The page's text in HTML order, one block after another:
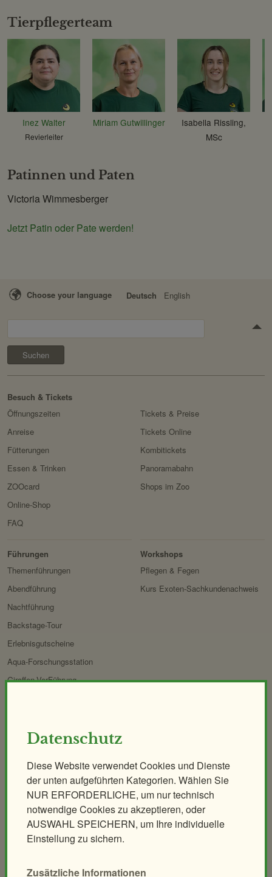
Tierpflegerteam
Inez Walter
Revierleiter
Miriam Gutwillinger
Isabella Rissling,
MSc
Patinnen und Paten
Victoria Wimmesberger
Jetzt Patin oder Pate werden!
Datenschutz
Diese Website verwendet Cookies und Dienste
der unten aufgeführten Kategorien. Wählen Sie
NUR ERFORDERLICHE, um nur technisch
notwendige Cookies zu akzeptieren, oder
AUSWAHL SPEICHERN, um Ihre individuelle
Einstellung zu sichern.
Zusätzliche Informationen
Choose your language Deutsch English
Besuch & Tickets
Öffnungszeiten
Anreise
Fütterungen
Essen & Trinken
ZOOcard
Tickets & Preise
Tickets Online
Kombitickets
Panoramabahn
Shops im Zoo
Online-Shop
FAQ
Zoo
Führungen
Themenführungen
Abendführung
Nachtführung
Backstage-Tour
Erlebnisgutscheine
Aqua-Forschungsstation
Giraffen-VerFührung
Demenzfreundlicher Rundgang
Workshops
Pflegen & Fegen
Kurs Exoten-Sachkundenachweis
Tiere & Kulinarik
Exklusives Morgenerlebnis
Polarnacht
Safari Dinner
Ihr individuelles Event
Zoo für Kinder
Geburtstagspartys
Tierische Zooreise
Streichelzoo
&
Forschung